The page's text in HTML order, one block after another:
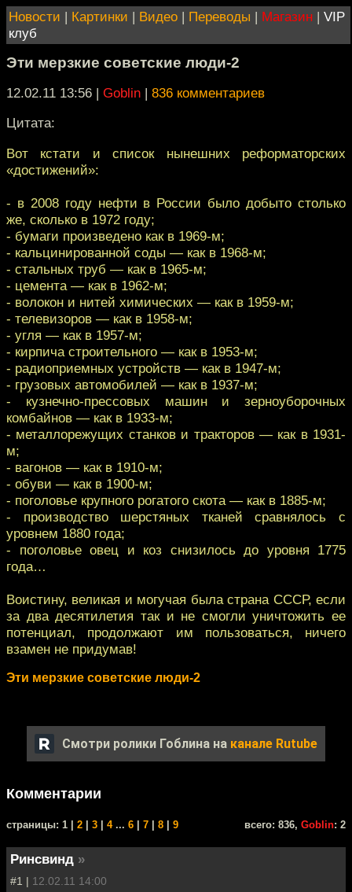
Новости | Картинки | Видео | Переводы | Магазин | VIP
клуб
Эти мерзкие советские люди-2
12.02.11 13:56 | Goblin | 836 комментариев
Цитата:
Вот кстати и список нынешних реформаторских
«достижений»:
- в 2008 году нефти в России было добыто столько
же, сколько в 1972 году;
- бумаги произведено как в 1969-м;
- кальцинированной соды — как в 1968-м;
- стальных труб — как в 1965-м;
- цемента — как в 1962-м;
- волокон и нитей химических — как в 1959-м;
- телевизоров — как в 1958-м;
- угля — как в 1957-м;
- кирпича строительного — как в 1953-м;
- радиоприемных устройств — как в 1947-м;
- грузовых автомобилей — как в 1937-м;
- кузнечно-прессовых машин и зерноуборочных
комбайнов — как в 1933-м;
- металлорежущих станков и тракторов — как в 1931-
м;
- вагонов — как в 1910-м;
- обуви — как в 1900-м;
- поголовье крупного рогатого скота — как в 1885-м;
- производство шерстяных тканей сравнялось с
уровнем 1880 года;
- поголовье овец и коз снизилось до уровня 1775
года…
Воистину, великая и могучая была страна СССР, если
за два десятилетия так и не смогли уничтожить ее
потенциал, продолжают им пользоваться, ничего
взамен не придумав!
Эти мерзкие советские люди-2
Смотри ролики Гоблина на канале Rutube
Комментарии
cтраницы: 1 | 2 3 4... 6 7 8 9 всего: 836, Goblin: 2
Ринсвинд »
#1 | 12.02.11 14:00